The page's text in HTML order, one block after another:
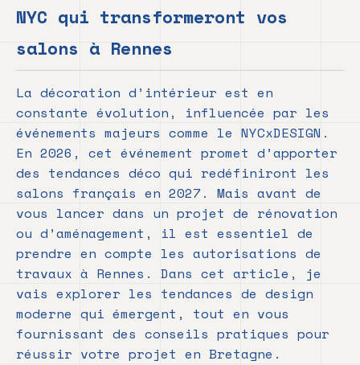
NYC qui transformeront vos
salons à Rennes
La décoration d’intérieur est en
constante évolution, influencée par les
événements majeurs comme le NYCxDESIGN.
En 2026, cet événement promet d’apporter
des tendances déco qui redéfiniront les
salons français en 2027. Mais avant de
vous lancer dans un projet de rénovation
ou d’aménagement, il est essentiel de
prendre en compte les autorisations de
travaux à Rennes. Dans cet article, je
vais explorer les tendances de design
moderne qui émergent, tout en vous
fournissant des conseils pratiques pour
réussir votre projet en Bretagne.